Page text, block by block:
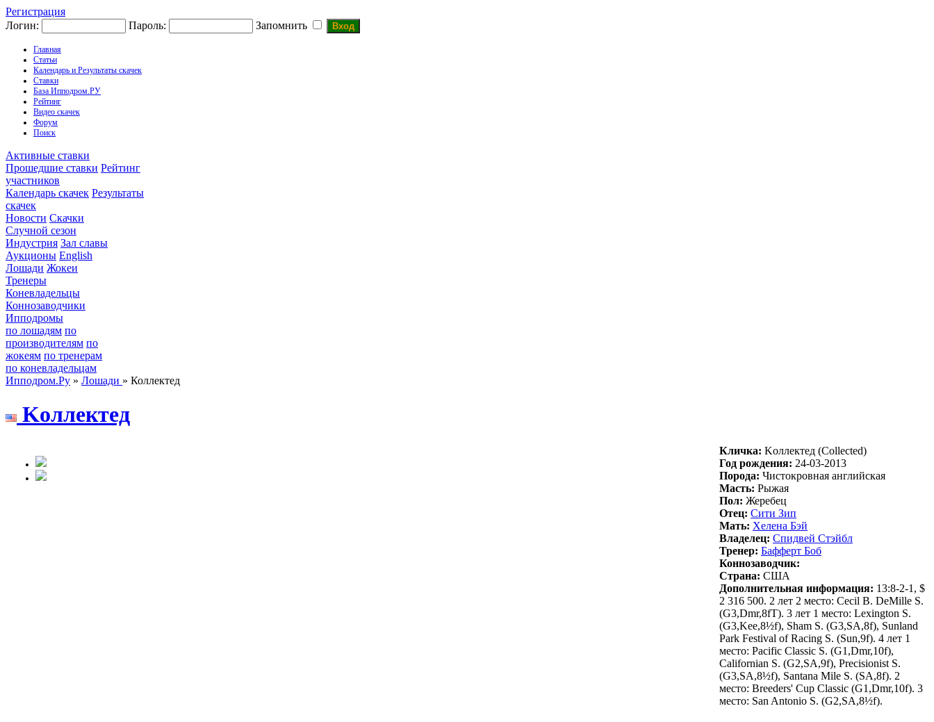
Регистрация
Логин:
Пароль: Запомнить
Главная
Статьи
Календарь и Результаты скачек
Ставки
База Ипподром.РУ
Рейтинг
Видео скачек
Форум
Поиск
Активные ставки
Прошедшие ставки Рейтинг
участников
Календарь скачек Результаты
скачек
Новости Скачки
Случной сезон
Индустрия Зал славы
Аукционы English
Лошади Жокеи
Тренеры
Коневладельцы
Коннозаводчики
Ипподромы
по лошадям по
производителям по
жокеям по тренерам
по коневладельцам
Ипподром.Ру » Лошади » Коллектед
Kоллeктeд
Кличка: Kоллeктeд (Collected)
Год рождения: 24-03-2013
Порода: Чистокровная английская
Масть: Рыжая
Пол: Жеребец
Отец: Сити Зип
Мать: Xелена Бэй
Владелец: Cпидвeй Cтэйбл
Тренер: Баффеpт Бoб
Коннозаводчик:
Страна: США
Дополнительная информация: 13:8-2-1, $
2 316 500. 2 лет 2 место: Cecil B. DeMille S.
(G3,Dmr,8fT). 3 лет 1 место: Lexington S.
(G3,Kee,8½f), Sham S. (G3,SA,8f), Sunland
Park Festival of Racing S. (Sun,9f). 4 лет 1
место: Pacific Classic S. (G1,Dmr,10f),
Californian S. (G2,SA,9f), Precisionist S.
(G3,SA,8½f), Santana Mile S. (SA,8f). 2
место: Breeders' Cup Classic (G1,Dmr,10f). 3
место: San Antonio S. (G2,SA,8½f).